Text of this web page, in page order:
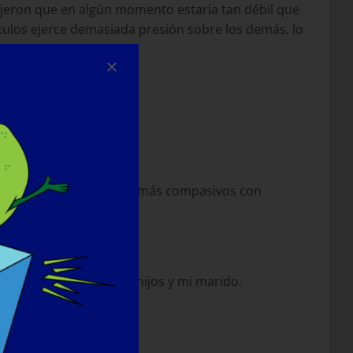
que en algún momento estaría tan débil que
ejerce demasiada presión sobre los demás, lo
que los demás sean más compasivos con
en bicicleta con mis hijos y mi marido.